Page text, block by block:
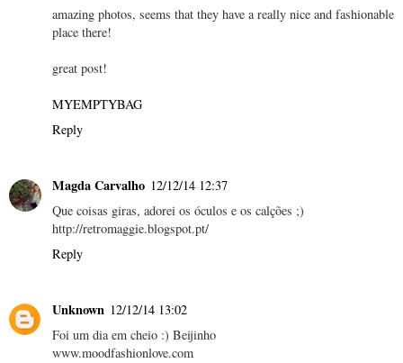
amazing photos, seems that they have a really nice and fashionable
place there!
great post!
MYEMPTYBAG
Reply
Magda Carvalho 12/12/14 12:37
Que coisas giras, adorei os óculos e os calções ;)
http://retromaggie.blogspot.pt/
Reply
Unknown 12/12/14 13:02
Foi um dia em cheio :) Beijinho
www.moodfashionlove.com